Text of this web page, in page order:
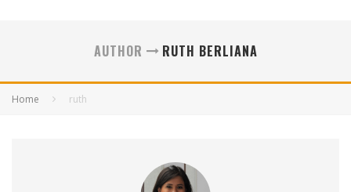
AUTHOR RUTH BERLIANA
Home ruth